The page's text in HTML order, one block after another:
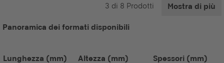
3 di 8 Prodotti Mostra di più
Panoramica dei formati disponibili
Lunghezza (mm) Altezza (mm) Spessori (mm)